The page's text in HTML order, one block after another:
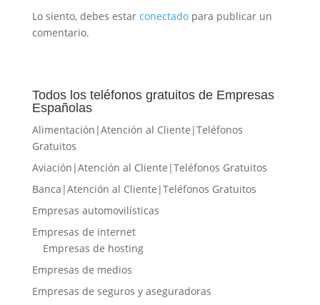
Lo siento, debes estar conectadopara publicar un
comentario.
Todos los teléfonos gratuitos de Empresas
Españolas
Alimentación|Atención al Cliente|Teléfonos
Gratuitos
Aviación|Atención al Cliente|Teléfonos Gratuitos
Banca|Atención al Cliente|Teléfonos Gratuitos
Empresas automovilísticas
Empresas de internet
Empresas de hosting
Empresas de medios
Empresas de seguros y aseguradoras